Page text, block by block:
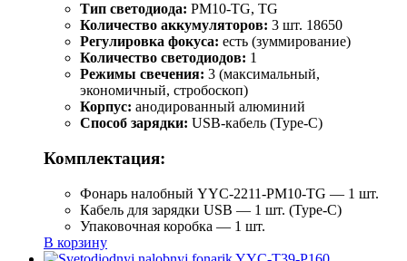
Тип светодиода: PM10-TG, TG
Количество аккумуляторов: 3 шт. 18650
Регулировка фокуса: есть (зуммирование)
Количество светодиодов: 1
Режимы свечения: 3 (максимальный,
экономичный, стробоскоп)
Корпус: анодированный алюминий
Способ зарядки: USB-кабель (Type-C)
Комплектация:
Фонарь налобный YYC-2211-PM10-TG — 1 шт.
Кабель для зарядки USB — 1 шт. (Type-C)
Упаковочная коробка — 1 шт.
В корзину